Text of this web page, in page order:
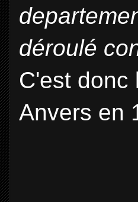
déroulé
C'est donc
Anvers en